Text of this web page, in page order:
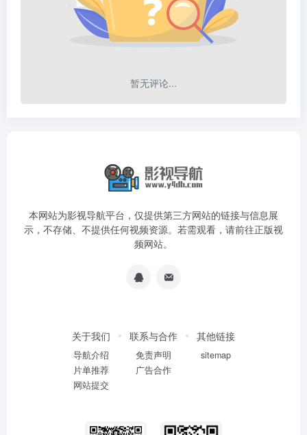
暂无评论...
本网站为影视导航平台，仅提供第三方网站的链接与信息展
示，不存储、不提供任何视频资源。若需观看，请前往正版视
频网站。
关于我们
导航介绍
片单推荐
网站提交
联系与合作
免责声明
广告合作
其他链接
sitemap